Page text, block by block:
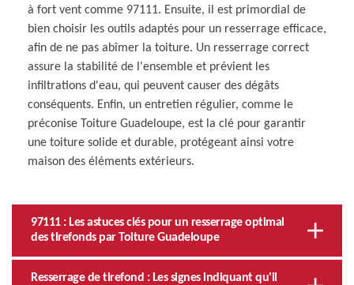
à fort vent comme 97111. Ensuite, il est primordial de
bien choisir les outils adaptés pour un resserrage efficace,
afin de ne pas abîmer la toiture. Un resserrage correct
assure la stabilité de l'ensemble et prévient les
infiltrations d'eau, qui peuvent causer des dégâts
conséquents. Enfin, un entretien régulier, comme le
préconise Toiture Guadeloupe, est la clé pour garantir
une toiture solide et durable, protégeant ainsi votre
maison des éléments extérieurs.
97111 : Les astuces clés pour un resserrage optimal
des tirefonds par Toiture Guadeloupe
Resserrage de tirefond : Les signes indiquant qu'il